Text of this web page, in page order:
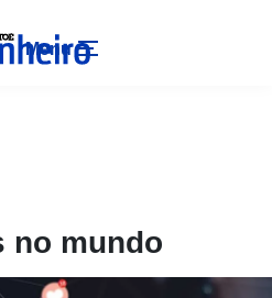
Menu
no mundo